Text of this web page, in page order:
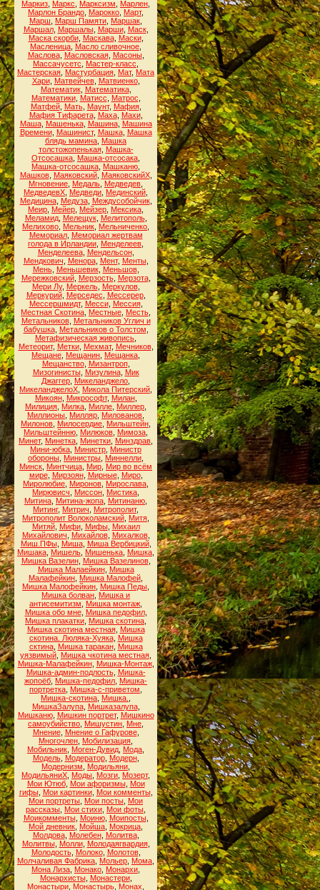
Маркиз Маркс Марксизм Марлен
Марлон Брандо Марокко Март,
Марш
Марш Памяти Маршак
Маршал, Маршалы, Марши, Маск,
Маска скорби, Маскава, Маски,
Масленица Масло сливочное
Маслова, Масловская, Масоны,
Массачусетс
Мастер-класс
Мастерская Мастурбация Мат, Мата
Хари, Матвейчев, Матвиенко,
Математик, Математика,
Математики, Матисс Матрос
Матфей, Мать, Маунт, Мафия,
Мафия Тифарета, Маха, Махи,
Маша, Машенька, Машина, Машина
Времени, Машинист, Машка, Машка
блядь мамина Машка
толстожопенькая, Машка-
Отсосашка Машка-отсосака
Машка-отсосашка Машканю
Машков, Маяковский, МаяковскийХ,
Мгновение Медаль Медведев
МедведевХ Медведи Мединский
Медицина, Медуза, Междусобойчик,
Меир Мейер Мейзер Мексика
Меламид, Мелещук, Мелитополь,
Мелихово Мельник Мельниченко
Мемориал, Мемориал жертвам
голода в Ирландии Менделеев
Менделеева, Мендельсон,
Мендкович
Менора, Мент, Менты,
Мень, Меньшевик, Меньшов,
Мережковский, Мерзость, Мерзота,
Мери Лу, Меркель, Меркулов,
Меркурий, Мерседес Мессерер,
Мессершмидт, Месси, Мессия,
Местная Скотина Местные Месть
Метальников, Метальников Углич и
бабушка, Метальников о Толстом
Метафизическая живопись
Метеорит, Метки, Мехмат, Мечников,
Мещане Мещанин Мещанка
Мещанство, Мизантроп,
Мизогинисты, Мизулина, Мик
Джаггер Микеланджело
МикеланджелоХ Микола Питерский
Микоян, Микрософт, Милан,
Милиция Милка Милле Миллер
Миллионы Милляр Милованов
Милонов Милосердие Мильштейн
Мильштейнню Милюков Мимоза
Минет, Минетка Минетки Минздрав
Мини-юбка Министр Министр
обороны Министры Миннелли
Минск Минтчица Мир Мир во всём
мире, Мирзоян, Мирные, Миро,
Миролюбие Миронов Мирослава
Мирювисч
Миссон Мистика
Митина Митина-жопа Митинаню
Митинг, Митрич Митрополит,
Митрополит Волоколамский Митя
Митяй, Мифи, Мифы, Михаил
Михайлович
Михайлов, Михалков,
Миш.ПФы, Миша, Миша Вербицкий,
Мишака Мишель Мишенька Мишка
Мишка Вазелин, Мишка Вазелинов,
Мишка Малаейкин, Мишка
Малафейкин Мишка Малофей
Мишка Малофейкин Мишка Педы
Мишка болван Мишка и
антисемитизм
Мишка монтаж
Мишка обо мне, Мишка педофил,
Мишка плакатки Мишка скотина
Мишка скотина местная, Мишка
скотина. Люляка-Хуяка, Мишка
сктина, Мишка таракан, Мишка
уязвимый Мишка чкотина местная
Мишка-Малафейкин, Мишка-Монтаж,
Мишка-админ-подлость, Мишка-
жопоёб Мишка-педофил Мишка-
портретка Мишка-с-приветом
Мишка-скотина Мишка.
МишкаЗалупа, Мишказалупа,
Мишканю, Мишкин портрет, Мишкино
самоубийство Мишустин Мне
Мнение, Мнение о Гафурове,
Многочлен Мобилизация
Мобильник Моген-Дувид Мода
Модель, Модератор, Модерн,
Модернизм
Модильяни
МодильяниХ Моды Мозги Мозерт,
Мои Ютюб, Мои афоризмы, Мои
гифы, Мои картинки, Мои комменты,
Мои портреты Мои посты Мои
рассказы Мои стихи Мои фоты
Моикомменты, Моиню, Моипосты,
Мой дневник Мойша Мокрица
Молдова, Молебен, Молитва,
Молитвы, Молли, Молодаягвардия,
Молодость, Молоко, Молотов,
Молчаливая Фабрика Мольер Мома
Мона Лиза Монако Монархи
Монархисты, Монастери,
Монастыри Монастырь Монах